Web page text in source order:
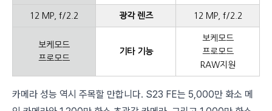
12 MP, f/2.2 광각 렌즈 12 MP, f/2.2
보케모드
프로모드
기타 기능
보케모드
프로모드
RAW지원
카메라 성능 역시 주목할 만합니다. S23 FE는 5,000만 화소 메